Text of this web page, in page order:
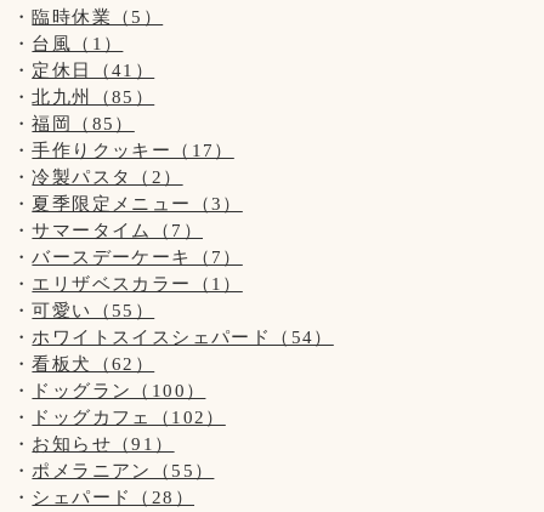
#10周年
#ハンバーグ
#パスタ
#バジル・ジェノベーゼソースは苗から育ててます
#ピザ
#パンケーキ
#わんちゃんメニュー
臨時休業（5）
台風（1）
定休日（41）
北九州（85）
福岡（85）
手作りクッキー（17）
冷製パスタ（2）
夏季限定メニュー（3）
サマータイム（7）
バースデーケーキ（7）
エリザベスカラー（1）
可愛い（55）
ホワイトスイスシェパード（54）
看板犬（62）
ドッグラン（100）
ドッグカフェ（102）
お知らせ（91）
ポメラニアン（55）
シェパード（28）